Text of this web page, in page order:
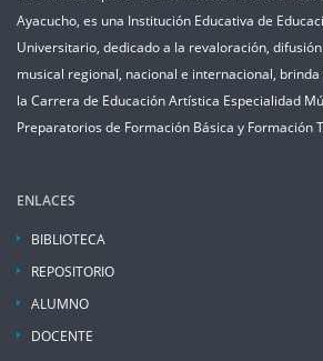
Ayacucho, es una Institución Educativa de
Universitario, dedicado a la revaloración,
musical regional, nacional e internacional,
la Carrera de Educación Artística Especialidad
Preparatorios de Formación Básica y Formación
ENLACES
BIBLIOTECA
REPOSITORIO
ALUMNO
DOCENTE